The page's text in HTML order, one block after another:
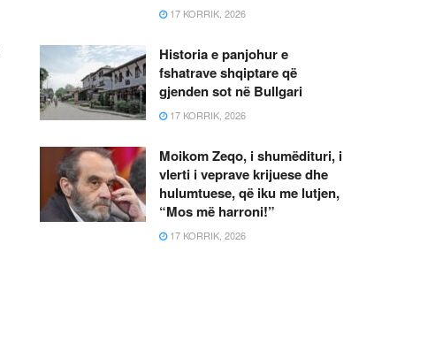
17 KORRIK, 2026
Historia e panjohur e
fshatrave shqiptare që
gjenden sot në Bullgari
17 KORRIK, 2026
Moikom Zeqo, i shumëdituri, i
vlerti i veprave krijuese dhe
hulumtuese, që iku me lutjen,
“Mos më harroni!”
17 KORRIK, 2026